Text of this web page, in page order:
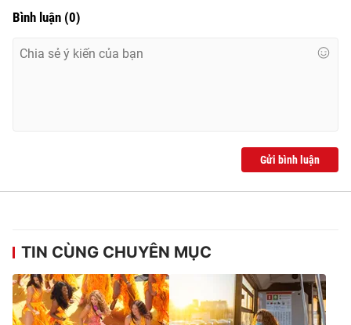
Bình luận (0)
Gửi bình luận
TIN CÙNG CHUYÊN MỤC